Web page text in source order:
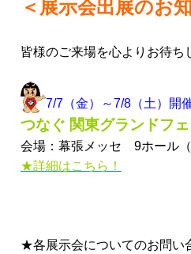
＜展示会出展のお
皆様のご来場を心よりお待ち
7/7（金）～7/8（土）開
つなぐ 関東グランドフ
会場：幕張メッセ 9ホール（
★詳細はこちら！
★各展示会についてのお問い